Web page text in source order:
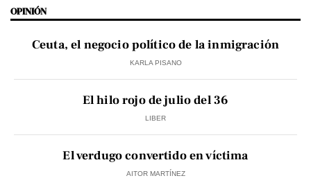
OPINIÓN
Ceuta, el negocio político de la inmigración
KARLA PISANO
El hilo rojo de julio del 36
LIBER
El verdugo convertido en víctima
AITOR MARTÍNEZ